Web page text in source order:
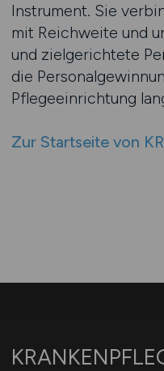
Instrument. Sie
mit Reichweite und
und zielgerichtete
die
Pflegeeinrichtung
Zur Startseite von